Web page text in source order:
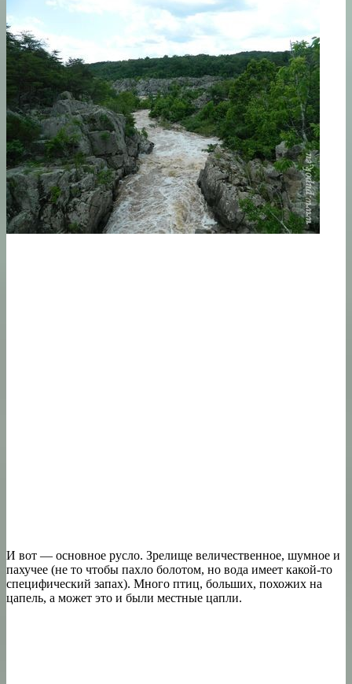
И вот — основное русло. Зрелище величественное, шумное и
пахучее (не то чтобы пахло болотом, но вода имеет какой-то
специфический запах). Много птиц, больших, похожих на
цапель, а может это и были местные цапли.